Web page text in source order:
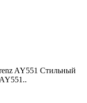
AY551 Стильный